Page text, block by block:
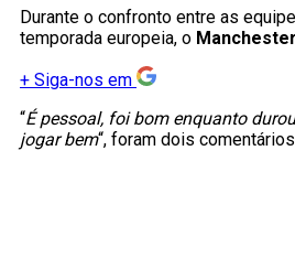
Durante o confronto entre as
temporada europeia, o
+ Siga-nos em
“É pessoal, foi bom enquanto
jogar bem“, foram dois